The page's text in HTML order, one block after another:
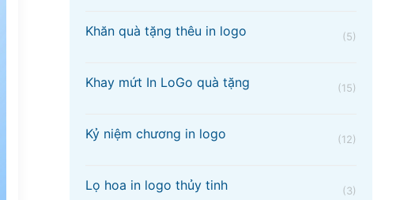
Khăn quà tặng thêu in logo (5)
Khay mứt In LoGo quà tặng (15)
Kỷ niệm chương in logo (12)
Lọ hoa in logo thủy tinh (3)